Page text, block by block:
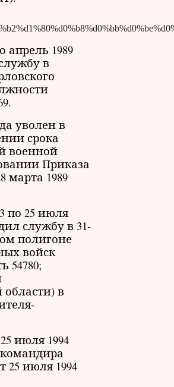
апрель 1989
в
уволен в
срока
военной
Приказа
марта 1989
по 25 июля
службу в 31-
полигоне
войск
54780;
в
июля 1994
25 июля 1994